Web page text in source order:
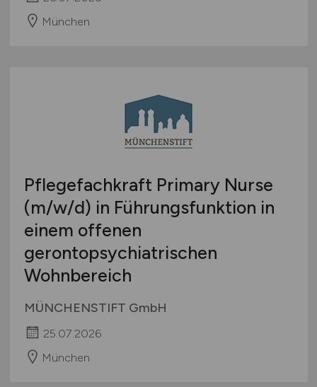
München
Pflegefachkraft Primary Nurse
(m/w/d) in Führungsfunktion in
einem offenen
gerontopsychiatrischen
Wohnbereich
MÜNCHENSTIFT GmbH
25.07.2026
München